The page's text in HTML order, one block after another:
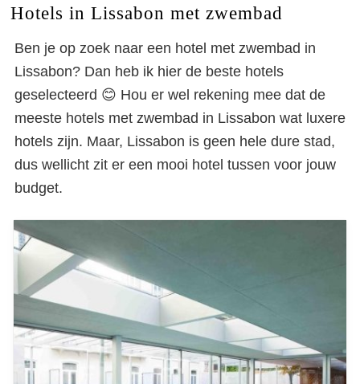
Hotels in Lissabon met zwembad
Ben je op zoek naar een hotel met zwembad in
Lissabon? Dan heb ik hier de beste hotels
geselecteerd 😊 Hou er wel rekening mee dat de
meeste hotels met zwembad in Lissabon wat luxere
hotels zijn. Maar, Lissabon is geen hele dure stad,
dus wellicht zit er een mooi hotel tussen voor jouw
budget.